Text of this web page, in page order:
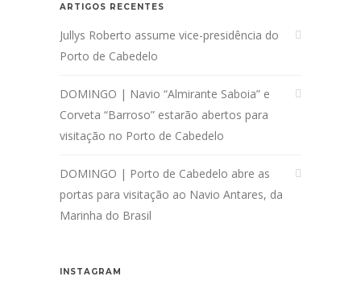
ARTIGOS RECENTES
Jullys Roberto assume vice-presidência do
Porto de Cabedelo
DOMINGO | Navio “Almirante Saboia” e
Corveta “Barroso” estarão abertos para
visitação no Porto de Cabedelo
DOMINGO | Porto de Cabedelo abre as
portas para visitação ao Navio Antares, da
Marinha do Brasil
INSTAGRAM